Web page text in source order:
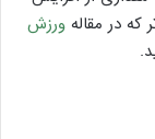
که در مقاله ورزش